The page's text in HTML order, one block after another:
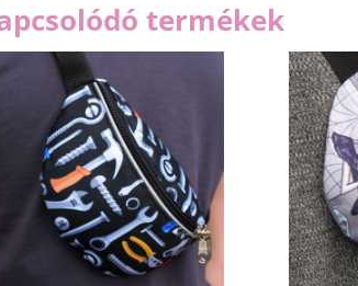
termékek